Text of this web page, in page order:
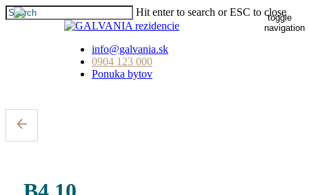
Skip
to
toggle
navigation
Hit enter to search or ESC to close
info@galvania.sk
0904 123 000
Ponuka bytov